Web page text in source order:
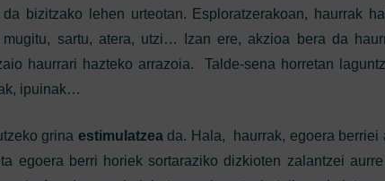
bizitzako lehen urteotan. Esploratzerakoan, haurrak
sartu, atera, utzi… Izan ere, akzioa bera da
haurrari hazteko arrazoia. Talde-sena horretan
ipuinak…
grina estimulatzeada. Hala, haurrak, egoera berriei
egoera berri horiek sortaraziko dizkioten zalantzei